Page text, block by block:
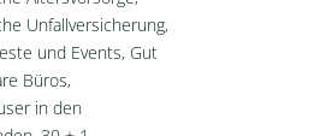
Unfallversicherung,
und Events, Gut
Büros,
in den